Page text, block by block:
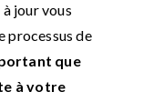
jour vous
processus de
que
à votre